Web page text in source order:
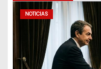
NOTICIAS